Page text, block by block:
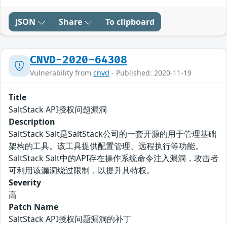
JSON Share To clipboard
CNVD-2020-64308
Vulnerability from cnvd - Published: 2020-11-19
Title
SaltStack API授权问题漏洞
Description
SaltStack Salt是SaltStack公司的一套开源的用于管理基础
架构的工具。该工具提供配置管理、远程执行等功能。
SaltStack Salt中的API存在操作系统命令注入漏洞，攻击者
可利用该漏洞绕过限制，以提升其特权。
Severity
高
Patch Name
SaltStack API授权问题漏洞的补丁